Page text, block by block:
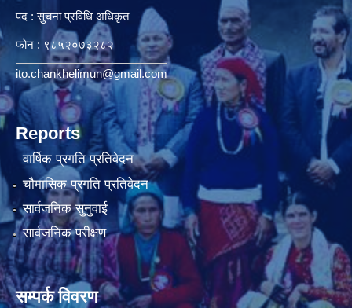
पद : सुचना प्रविधि अधिकृत
फोन : ९८५२०७३२८२
ito.chankhelimun@gmail.com
Reports
वार्षिक प्रगति प्रतिवेदन
चौमासिक प्रगति प्रतिवेदन
सार्वजनिक सुनुवाई
सार्वजनिक परीक्षण
सम्पर्क विवरण